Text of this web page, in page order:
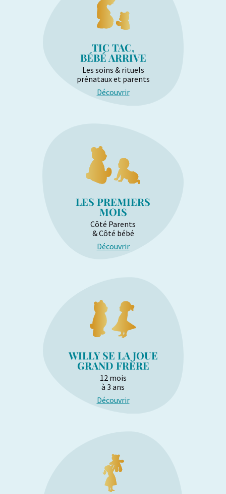
TIC TAC,
BÉBÉ ARRIVE
Les soins & rituels
prénataux et parents
Découvrir
LES PREMIERS
MOIS
Côté Parents
& Côté bébé
Découvrir
WILLY SE LA JOUE
GRAND FRÈRE
12 mois
à 3 ans
Découvrir